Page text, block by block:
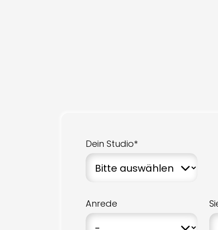
Dein Studio*
Anrede